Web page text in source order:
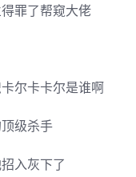
罪了帮窥大佬
尔卡卡尔是谁啊
级杀手
入灰下了